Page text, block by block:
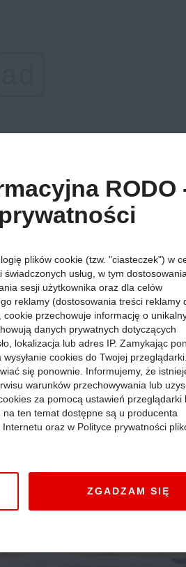
Burgas. Nowość wprowadza
polecieć latem?Więcej »
RODO
plików cookie (tzw. "ciasteczek") w
usług, w tym
sesji użytkownika oraz dla celów
reklamy (dostosowania treści reklamy
przechowuje informację o
danych prywatnych dotyczących
lokalizacja lub adres IP. Zamykając
cookies do Twojej
się ponownie. Informujemy, że
warunków przechowywania lub
za pomocą ustawień przeglądarki
na ten temat dostępne są u producenta
oraz w Polityce prywatności
ZGADZAM SIĘ